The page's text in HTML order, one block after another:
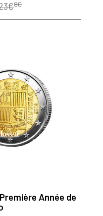
80
Année de